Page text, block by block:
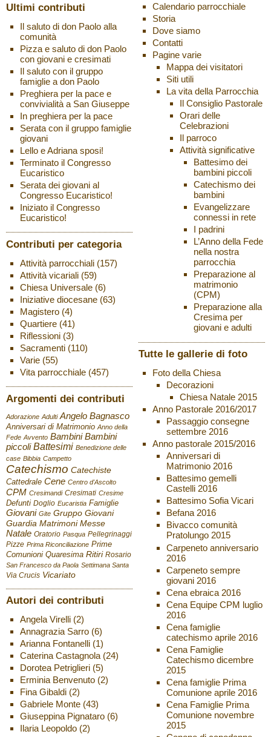
Ultimi contributi
Il saluto di don Paolo alla
comunità
Pizza e saluto di don Paolo
con giovani e cresimati
Il saluto con il gruppo
famiglie a don Paolo
Preghiera per la pace e
convivialità a San Giuseppe
In preghiera per la pace
Serata con il gruppo famiglie
giovani
Lello e Adriana sposi!
Terminato il Congresso
Eucaristico
Serata dei giovani al
Congresso Eucaristico!
Iniziato il Congresso
Eucaristico!
Contributi per categoria
Attività parrocchiali(157)
Attività vicariali(59)
Chiesa Universale(6)
Iniziative diocesane(63)
Magistero(4)
Quartiere(41)
Riflessioni(3)
Sacramenti(110)
Varie(55)
Vita parrocchiale(457)
Argomenti dei contributi
Adorazione Adulti Angelo Bagnasco
Anniversari di Matrimonio Anno della
Fede Avvento Bambini Bambini
piccoli Battesimi Benedizione delle
case Bibbia Campetto
Catechismo Catechiste
Cattedrale Cene Centro d'Ascolto
CPM Cresimandi Cresimati Cresime
Defunti Doglio Eucaristia Famiglie
Giovani Gite Gruppo Giovani
Guardia Matrimoni Messe
Natale Oratorio Pasqua Pellegrinaggi
Pizze Prima Riconciliazione Prime
Comunioni Quaresima Ritiri Rosario
San Francesco da Paola Settimana Santa
Via Crucis Vicariato
Autori dei contributi
Angela Virelli(2)
Annagrazia Sarro(6)
Arianna Fontanelli(1)
Caterina Castagnola(24)
Dorotea Petriglieri(5)
Erminia Benvenuto(2)
Fina Gibaldi(2)
Gabriele Monte(43)
Giuseppina Pignataro(6)
Ilaria Leopoldo(2)
Calendario parrocchiale
Storia
Dove siamo
Contatti
Pagine varie
Mappa dei visitatori
Siti utili
La vita della Parrocchia
Il Consiglio Pastorale
Orari delle
Celebrazioni
Il parroco
Attività significative
Battesimo dei
bambini piccoli
Catechismo dei
bambini
Evangelizzare
connessi in rete
I padrini
L’Anno della Fede
nella nostra
parrocchia
Preparazione al
matrimonio
(CPM)
Preparazione alla
Cresima per
giovani e adulti
Tutte le gallerie di foto
Foto della Chiesa
Decorazioni
Chiesa Natale 2015
Anno Pastorale 2016/2017
Passaggio consegne
settembre 2016
Anno pastorale 2015/2016
Anniversari di
Matrimonio 2016
Battesimo gemelli
Castelli 2016
Battesimo Sofia Vicari
Befana 2016
Bivacco comunità
Pratolungo 2015
Carpeneto anniversario
2016
Carpeneto sempre
giovani 2016
Cena ebraica 2016
Cena Equipe CPM luglio
2016
Cena famiglie
catechismo aprile 2016
Cena Famiglie
Catechismo dicembre
2015
Cena famiglie Prima
Comunione aprile 2016
Cena Famiglie Prima
Comunione novembre
2015